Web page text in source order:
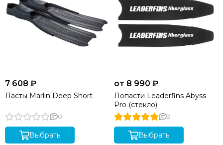
7 608 ₽
Ласты Marlin Deep Short
0
Выбрать
от 8 990 ₽
Лопасти Leaderfins Abyss
Pro (стекло)
2
Выбрать